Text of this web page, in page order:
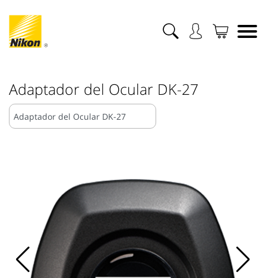
Adaptador del Ocular DK-27